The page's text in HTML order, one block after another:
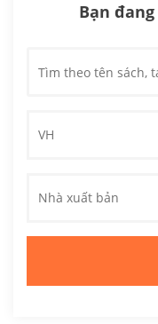
Bạn
VH
Nhà xuất bản